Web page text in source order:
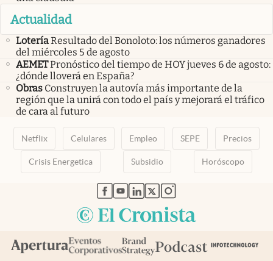
Actualidad
LoteríaResultado del Bonoloto: los números ganadores
del miércoles 5 de agosto
AEMETPronóstico del tiempo de HOY jueves 6 de agosto:
¿dónde lloverá en España?
Obras Construyen la autovía más importante de la
región que la unirá con todo el país y mejorará el tráfico
de cara al futuro
Netflix Celulares Empleo SEPE Precios
Crisis Energetica Subsidio Horóscopo
abre en nueva pestaña
abre en nueva pestaña
abre en nueva pestaña
abre en nueva pestaña
abre en nueva pestaña